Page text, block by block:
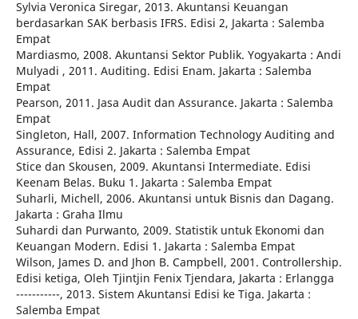
Sylvia Veronica Siregar, 2013. Akuntansi Keuangan
berdasarkan SAK berbasis IFRS. Edisi 2, Jakarta : Salemba
Empat
Mardiasmo, 2008. Akuntansi Sektor Publik. Yogyakarta : Andi
Mulyadi , 2011. Auditing. Edisi Enam. Jakarta : Salemba
Empat
Pearson, 2011. Jasa Audit dan Assurance. Jakarta : Salemba
Empat
Singleton, Hall, 2007. Information Technology Auditing and
Assurance, Edisi 2. Jakarta : Salemba Empat
Stice dan Skousen, 2009. Akuntansi Intermediate. Edisi
Keenam Belas. Buku 1. Jakarta : Salemba Empat
Suharli, Michell, 2006. Akuntansi untuk Bisnis dan Dagang.
Jakarta : Graha Ilmu
Suhardi dan Purwanto, 2009. Statistik untuk Ekonomi dan
Keuangan Modern. Edisi 1. Jakarta : Salemba Empat
Wilson, James D. and Jhon B. Campbell, 2001. Controllership.
Edisi ketiga, Oleh Tjintjin Fenix Tjendara, Jakarta : Erlangga
-----------, 2013. Sistem Akuntansi Edisi ke Tiga. Jakarta :
Salemba Empat